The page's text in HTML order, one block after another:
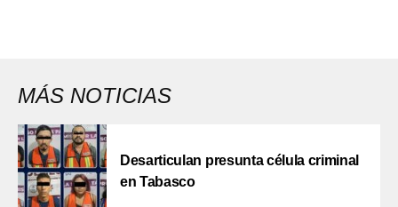
MÁS NOTICIAS
Desarticulan presunta célula criminal
en Tabasco